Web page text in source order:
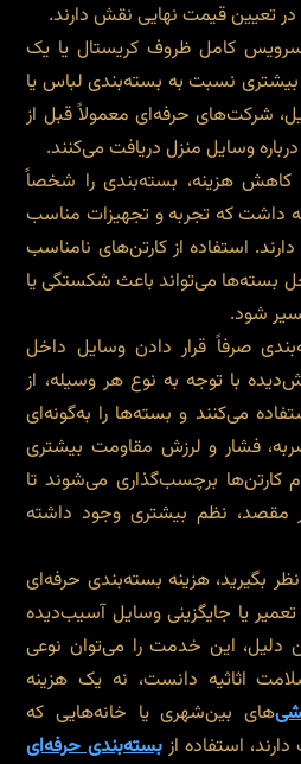
تعیین قیمت نهایی نقش دارند.
کامل ظروف کریستال یا یک
بیشتری نسبت به بسته‌بندی لباس یا
شرکت‌های حرفه‌ای معمولاً قبل از
وسایل منزل دریافت می‌کنند.
کاهش هزینه، بسته‌بندی را شخصاً
داشت که تجربه و تجهیزات مناسب
دارند. استفاده از کارتن‌های نامناسب
بسته‌ها می‌تواند باعث شکستگی یا
شود.
صرفاً قرار دادن وسایل داخل
با توجه به نوع هر وسیله، از
می‌کنند و بسته‌ها را به‌گونه‌ای
فشار و لرزش مقاومت بیشتری
کارتن‌ها برچسب‌گذاری می‌شوند تا
مقصد، نظم بیشتری وجود داشته
بگیرید، هزینه بسته‌بندی حرفه‌ای
یا جایگزینی وسایل آسیب‌دیده
دلیل، این خدمت را می‌توان نوعی
اثاثیه دانست، نه یک هزینه
های بین‌شهری یا خانه‌هایی که
استفاده ازبسته‌بندی حرفه‌ای